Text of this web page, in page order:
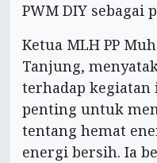
PWM DIY sebagai
Ketua MLH PP
Tanjung,
terhadap kegiatan
penting untuk
tentang hemat
energi bersih. Ia